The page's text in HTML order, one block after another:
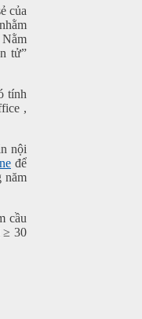
của
Nằm
tử”
tính
,
nội
để
năm
cầu
≥ 30